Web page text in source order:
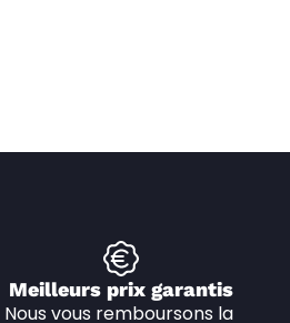
Meilleurs prix garantis
Nous vous remboursons la